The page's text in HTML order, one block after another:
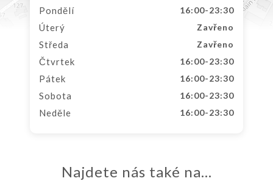
Pondělí 16:00-23:30
Úterý Zavřeno
Středa Zavřeno
Čtvrtek 16:00-23:30
Pátek 16:00-23:30
Sobota 16:00-23:30
Neděle 16:00-23:30
Najdete nás také na...